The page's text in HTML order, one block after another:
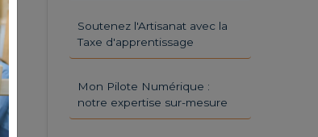
Soutenez l'Artisanat avec la
Taxe d'apprentissage
Mon Pilote Numérique :
notre expertise sur-mesure